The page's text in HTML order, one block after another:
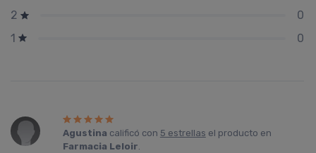
2
0
1
0
Agustina calificó con 5 estrellas el producto en
Farmacia Leloir.